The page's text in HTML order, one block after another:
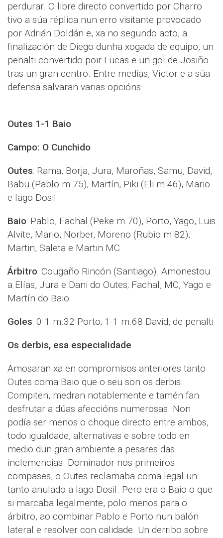
perdurar. O libre directo convertido por Charro
tivo a súa réplica nun erro visitante provocado
por Adrián Doldán e, xa no segundo acto, a
finalización de Diego dunha xogada de equipo, un
penalti convertido poir Lucas e un gol de Josiño
tras un gran centro. Entre medias, Víctor e a súa
defensa salvaran varias opcións.
Outes 1-1 Baio
Campo: O Cunchido
Outes: Rama, Borja, Jura, Maroñas, Samu, David,
Babu (Pablo m.75), Martín, Piki (Eli m.46), Mario
e Iago Dosil
Baio: Pablo, Fachal (Peke m.70), Porto, Yago, Luis
Alvite, Mario, Norber, Moreno (Rubio m.82),
Martin, Saleta e Martin MC
Árbitro: Cougaño Rincón (Santiago). Amonestou
a Elías, Jura e Dani do Outes; Fachal, MC, Yago e
Martín do Baio
Goles: 0-1 m.32 Porto; 1-1 m.68 David, de penalti
Os derbis, esa especialidade
Amosaran xa en compromisos anteriores tanto
Outes coma Baio que o seu son os derbis.
Compiten, medran notablemente e tamén fan
desfrutar a dúas afeccións numerosas. Non
podía ser menos o choque directo entre ambos,
todo igualdade, alternativas e sobre todo en
medio dun gran ambiente a pesares das
inclemencias. Dominador nos primeiros
compases, o Outes reclamaba coma legal un
tanto anulado a Iago Dosil. Pero era o Baio o que
si marcaba legalmente, polo menos para o
árbitro, ao combinar Pablo e Porto nun balón
lateral e resolver con calidade. Un derribo sobre